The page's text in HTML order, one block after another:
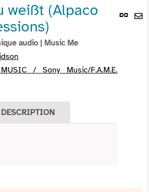
Lien
weißt (Alpaco
audio | Music Me
/ Sony Music/F.A.M.E.
DESCRIPTION